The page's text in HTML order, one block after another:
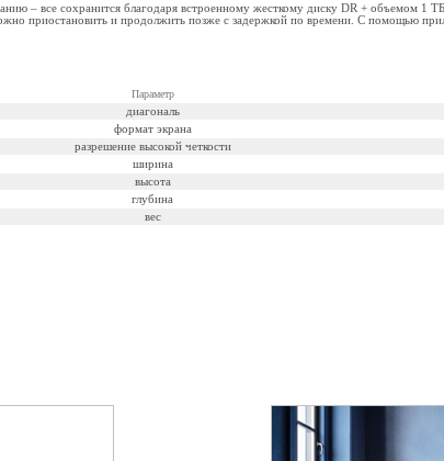
– все сохранится благодаря встроенному жесткому диску DR + объемом
приостановить и продолжить позже с задержкой по времени. С помощью
Параметр
диагональ
формат экрана
разрешение высокой четкости
ширина
высота
глубина
вес